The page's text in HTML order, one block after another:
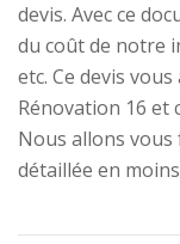
devis. Avec ce
du coût de notre
etc. Ce devis
Rénovation 16 et
Nous allons
détaillée en